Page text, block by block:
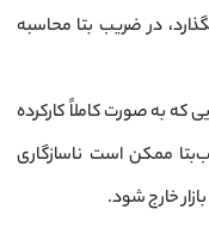
در ضریب بتا محاسبه
که به صورت کاملاً کارکرده
ممکن است ناسازگاری
خارج شود.